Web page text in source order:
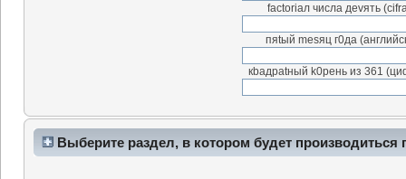
factоriал чиcла деvять
пяtый mesяц г0дa
кbaдpatный k0peнь из 361
Выберите раздел, в котором будет производиться